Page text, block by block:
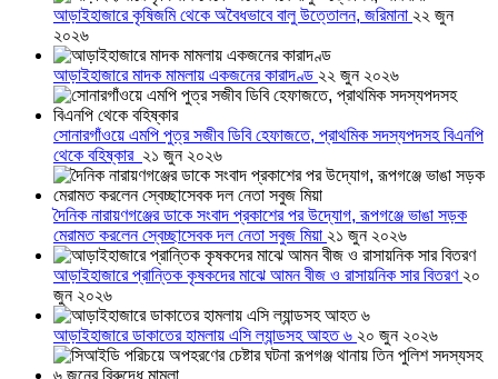
আড়াইহাজারে কৃষিজমি থেকে অবৈধভাবে বালু উত্তোলন, জরিমানা ২২ জুন
২০২৬
আড়াইহাজারে মাদক মামলায় একজনের কারাদণ্ড ২২ জুন ২০২৬
সোনারগাঁওয়ে এমপি পুত্র সজীব ডিবি হেফাজতে, প্রাথমিক সদস্যপদসহ বিএনপি
থেকে বহিষ্কার ২১ জুন ২০২৬
দৈনিক নারায়ণগঞ্জের ডাকে সংবাদ প্রকাশের পর উদ্যোগ, রূপগঞ্জে ভাঙা সড়ক
মেরামত করলেন স্বেচ্ছাসেবক দল নেতা সবুজ মিয়া ২১ জুন ২০২৬
আড়াইহাজারে প্রান্তিক কৃষকদের মাঝে আমন বীজ ও রাসায়নিক সার বিতরণ ২০
জুন ২০২৬
আড়াইহাজারে ডাকাতের হামলায় এসি ল্যান্ডসহ আহত ৬ ২০ জুন ২০২৬